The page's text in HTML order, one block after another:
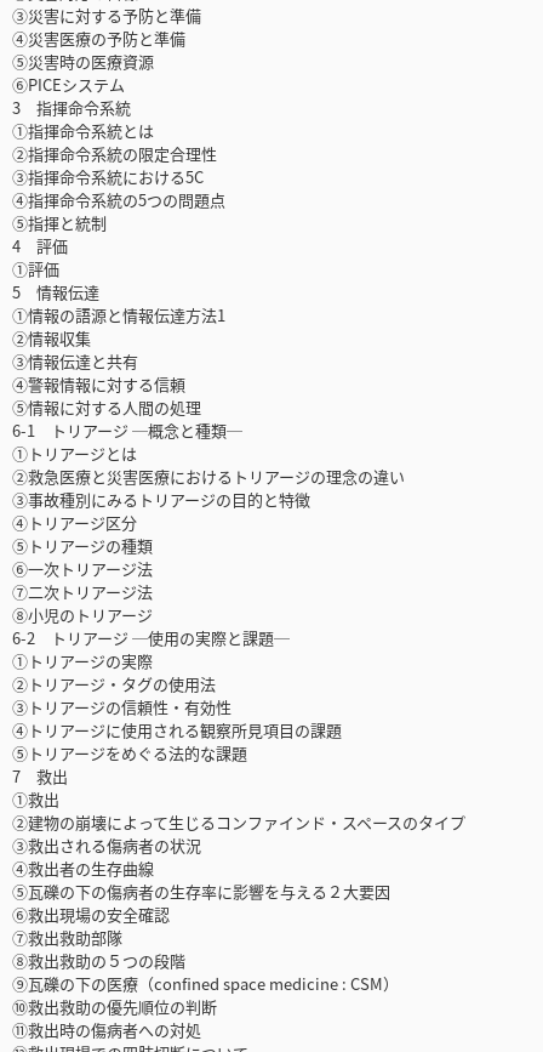
③災害に対する予防と準備
④災害医療の予防と準備
⑤災害時の医療資源
⑥PICEシステム
3 指揮命令系統
①指揮命令系統とは
②指揮命令系統の限定合理性
③指揮命令系統における5C
④指揮命令系統の5つの問題点
⑤指揮と統制
4 評価
①評価
5 情報伝達
①情報の語源と情報伝達方法1
②情報収集
③情報伝達と共有
④警報情報に対する信頼
⑤情報に対する人間の処理
6-1 トリアージ ─概念と種類─
①トリアージとは
②救急医療と災害医療におけるトリアージの理念の違い
③事故種別にみるトリアージの目的と特徴
④トリアージ区分
⑤トリアージの種類
⑥一次トリアージ法
⑦二次トリアージ法
⑧小児のトリアージ
6-2 トリアージ ─使用の実際と課題─
①トリアージの実際
②トリアージ・タグの使用法
③トリアージの信頼性・有効性
④トリアージに使用される観察所見項目の課題
⑤トリアージをめぐる法的な課題
7 救出
①救出
②建物の崩壊によって生じるコンファインド・スペースのタイプ
③救出される傷病者の状況
④救出者の生存曲線
⑤瓦礫の下の傷病者の生存率に影響を与える２大要因
⑥救出現場の安全確認
⑦救出救助部隊
⑧救出救助の５つの段階
⑨瓦礫の下の医療（confined space medicine : CSM）
⑩救出救助の優先順位の判断
⑪救出時の傷病者への対処